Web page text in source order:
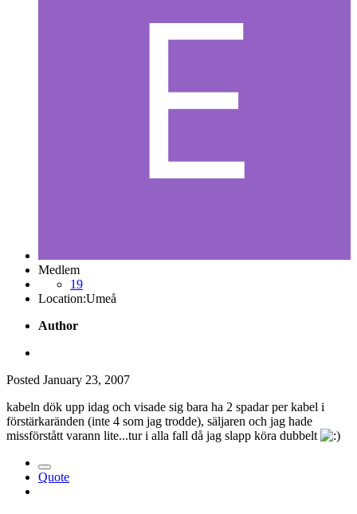
Medlem
19
Location:Umeå
Author
Posted January 23, 2007
kabeln dök upp idag och visade sig bara ha 2 spadar per kabel i
förstärkaränden (inte 4 som jag trodde), säljaren och jag hade
missförstått varann lite...tur i alla fall då jag slapp köra dubbelt
Quote